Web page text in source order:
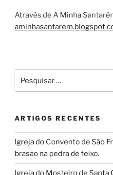
Através de A Minha
por:
ARTIGOS RECENTES
Igreja do Convento de São
brasão na pedra de feixo.
Igreja do Mosteiro de Santa